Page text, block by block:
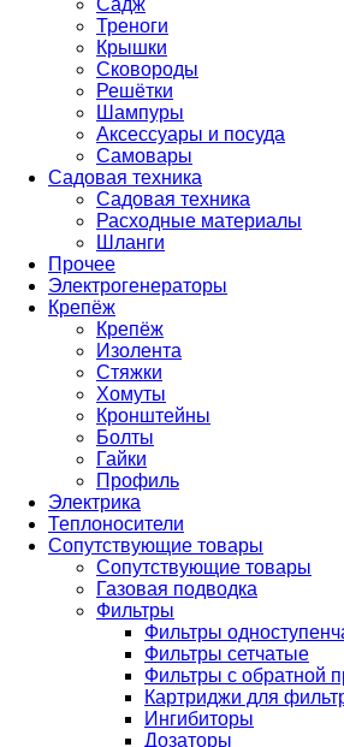
Садж
Треноги
Крышки
Сковороды
Решётки
Шампуры
Аксессуары и посуда
Самовары
Садовая техника
Садовая техника
Расходные материалы
Шланги
Прочее
Электрогенераторы
Крепёж
Крепёж
Изолента
Стяжки
Хомуты
Кронштейны
Болты
Гайки
Профиль
Электрика
Теплоносители
Сопутствующие товары
Сопутствующие товары
Газовая подводка
Фильтры
Фильтры
Фильтры сетчатые
Фильтры с обратной
Картриджи для
Ингибиторы
Дозаторы